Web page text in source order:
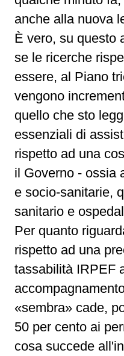
anche alla nuova
È vero, su questo
se le ricerche
essere, al Piano
vengono
quello che sto
essenziali di
rispetto ad una
il Governo - ossia
e socio-sanitarie,
sanitario e
Per quanto
rispetto ad una
tassabilità IRPEF
«sembra» cade,
50 per cento ai
cosa succede